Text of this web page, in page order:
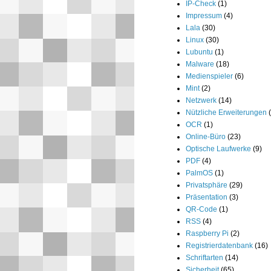
IP-Check (1)
Impressum (4)
Lala (30)
Linux (30)
Lubuntu (1)
Malware (18)
Medienspieler (6)
Mint (2)
Netzwerk (14)
Nützliche Erweiterungen
OCR (1)
Online-Büro (23)
Optische Laufwerke (9)
PDF (4)
PalmOS (1)
Privatsphäre (29)
Präsentation (3)
QR-Code (1)
RSS (4)
Raspberry Pi (2)
Registrierdatenbank (16)
Schriftarten (14)